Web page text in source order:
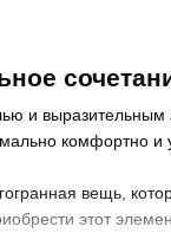
и
комфортно
вещь,
этот